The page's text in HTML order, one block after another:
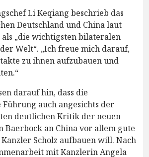
Li Keqiang beschrieb das
Deutschland und China laut
als „die wichtigsten bilateralen
Welt“. „Ich freue mich darauf,
zu ihnen aufzubauen und
darauf hin, dass die
auch angesichts der
deutlichen Kritik der neuen
Baerbock an China vor allem gute
Scholz aufbauen will. Nach
mit Kanzlerin Angela